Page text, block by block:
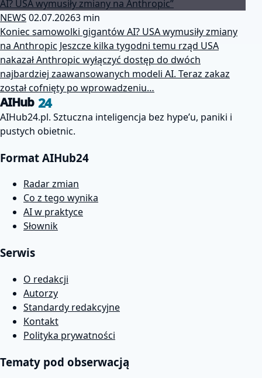
NEWS 02.07.20263 min
Koniec samowolki gigantów AI? USA wymusiły zmiany
na Anthropic Jeszcze kilka tygodni temu rząd USA
nakazał Anthropic wyłączyć dostęp do dwóch
najbardziej zaawansowanych modeli AI. Teraz zakaz
został cofnięty po wprowadzeniu…
AIHub 24
AIHub24.pl. Sztuczna inteligencja bez hype’u, paniki i
pustych obietnic.
Format AIHub24
Radar zmian
Co z tego wynika
AI w praktyce
Słownik
Serwis
O redakcji
Autorzy
Standardy redakcyjne
Kontakt
Polityka prywatności
Tematy pod obserwacją